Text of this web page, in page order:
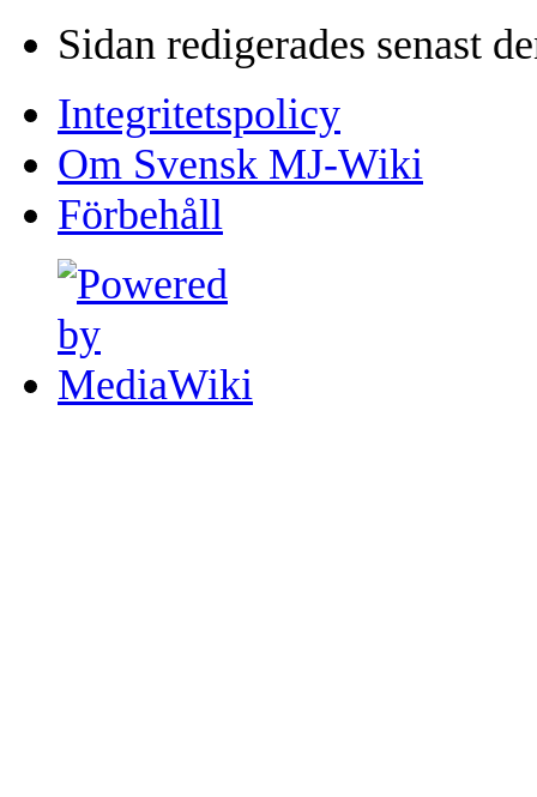
Sidan redigerades senast
Integritetspolicy
Om Svensk MJ-Wiki
Förbehåll